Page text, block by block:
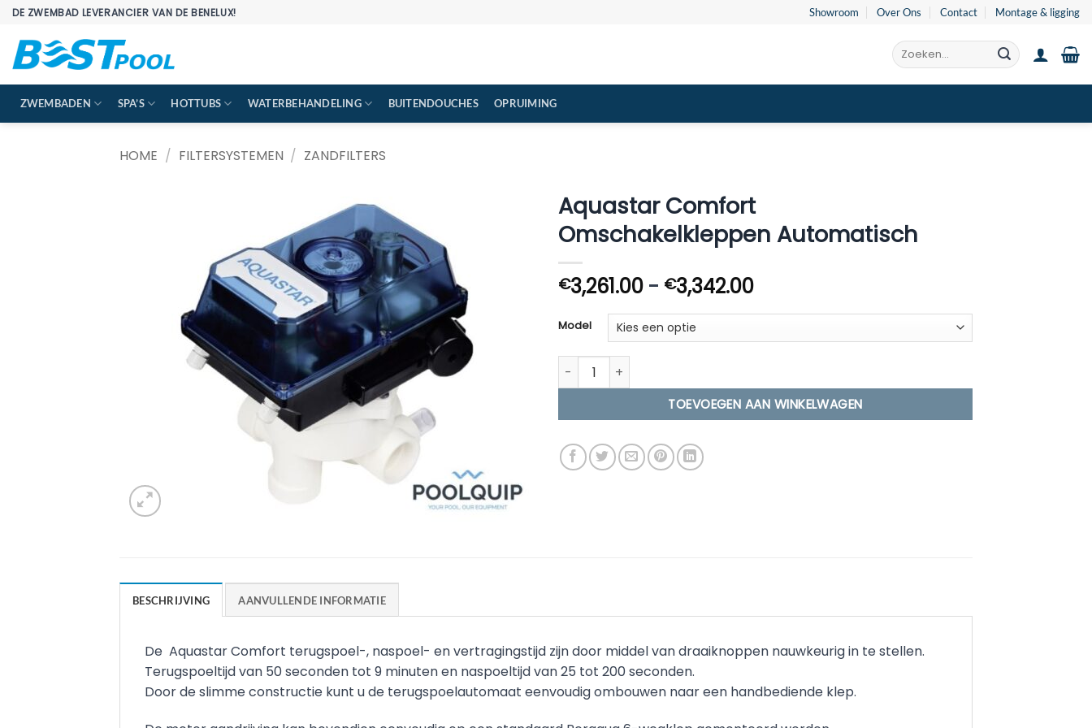
Ga
inhoud
DE ZWEMBAD LEVERANCIER VAN DE BENELUX! Showroom Over Ons Contact Montage & ligging
Zoeken
naar:
ZWEMBADEN SPA’S HOTTUBS WATERBEHANDELING BUITENDOUCHES OPRUIMING
HOME / FILTERSYSTEMEN / ZANDFILTERS
Aquastar Comfort
Omschakelkleppen Automatisch
€3,261.00 - €3,342.00Prijsklasse:
€3,342.00
Model
Aquastar Comfort Omschakelkleppen Automatisch aantal
TOEVOEGEN AAN WINKELWAGEN
BESCHRIJVING AANVULLENDE INFORMATIE
De Aquastar Comfort terugspoel-, naspoel- en vertragingstijd zijn door middel van draaiknoppen nauwkeurig in te stellen.
Terugspoeltijd van 50 seconden tot 9 minuten en naspoeltijd van 25 tot 200 seconden.
Door de slimme constructie kunt u de terugspoelautomaat eenvoudig ombouwen naar een handbediende klep.